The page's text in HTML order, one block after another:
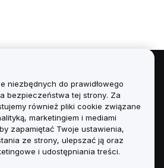
niezbędnych do prawidłowego
bezpieczeństwa tej strony. Za
również pliki cookie związane
marketingiem i mediami
zapamiętać Twoje ustawienia,
ze strony, ulepszać ją oraz
i udostępniania treści.